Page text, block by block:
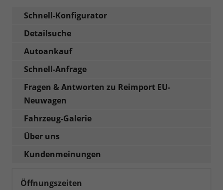
Schnell-Konfigurator
Detailsuche
Autoankauf
Schnell-Anfrage
Fragen & Antworten zu Reimport EU-
Neuwagen
Fahrzeug-Galerie
Über uns
Kundenmeinungen
Öffnungszeiten